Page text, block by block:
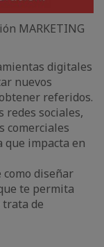
MARKETING
digitales
nuevos
referidos.
redes sociales,
comerciales
que impacta en
diseñar
te permita
de